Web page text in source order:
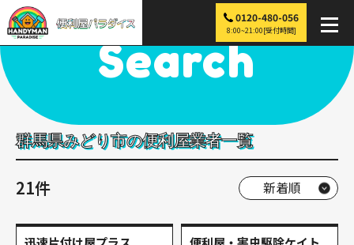
0120-480-056
8:00~21:00[受付時間]
便利屋パラダイス > 探す > みどり市
Search
群馬県みどり市の便利屋業者一覧
21件